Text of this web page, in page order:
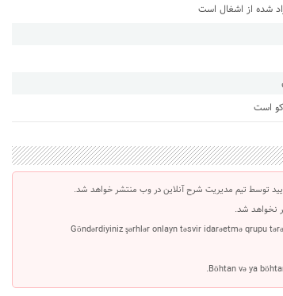
شده از اشغال است
است
توسط تیم مدیریت شرح آنلاین در وب منتشر خواهد شد.
نخواهد شد.
Göndərdiyiniz şərhlər onlayn təsvir idarəetmə qrupu
Böhtan və ya